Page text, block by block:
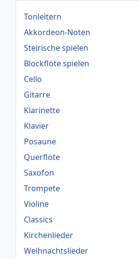
Tonleitern
Akkordeon-Noten
Steirische spielen
Blockflöte spielen
Cello
Gitarre
Klarinette
Klavier
Posaune
Querflöte
Saxofon
Trompete
Violine
Classics
Kirchenlieder
Weihnachtslieder